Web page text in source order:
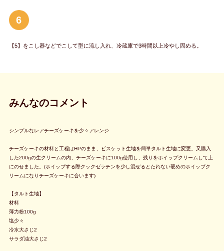
6
【5】をこし器などでこして型に流し入れ、冷蔵庫で3時間以上冷やし固める。
みんなのコメント
シンプルなレアチーズケーキを少々アレンジ
チーズケーキの材料と工程はHPのまま、ビスケット生地を簡単タルト生地に変更。又購入
した200gの生クリームの内、チーズケーキに100g使用し、残りをホイップクリームして上
にのせました。(ホイップする際クックゼラチンを少し混ぜるとたれない硬めのホイップク
リームになりチーズケーキに合います)
【タルト生地】
材料
薄力粉100g
塩少々
冷水大さじ2
サラダ油大さじ2